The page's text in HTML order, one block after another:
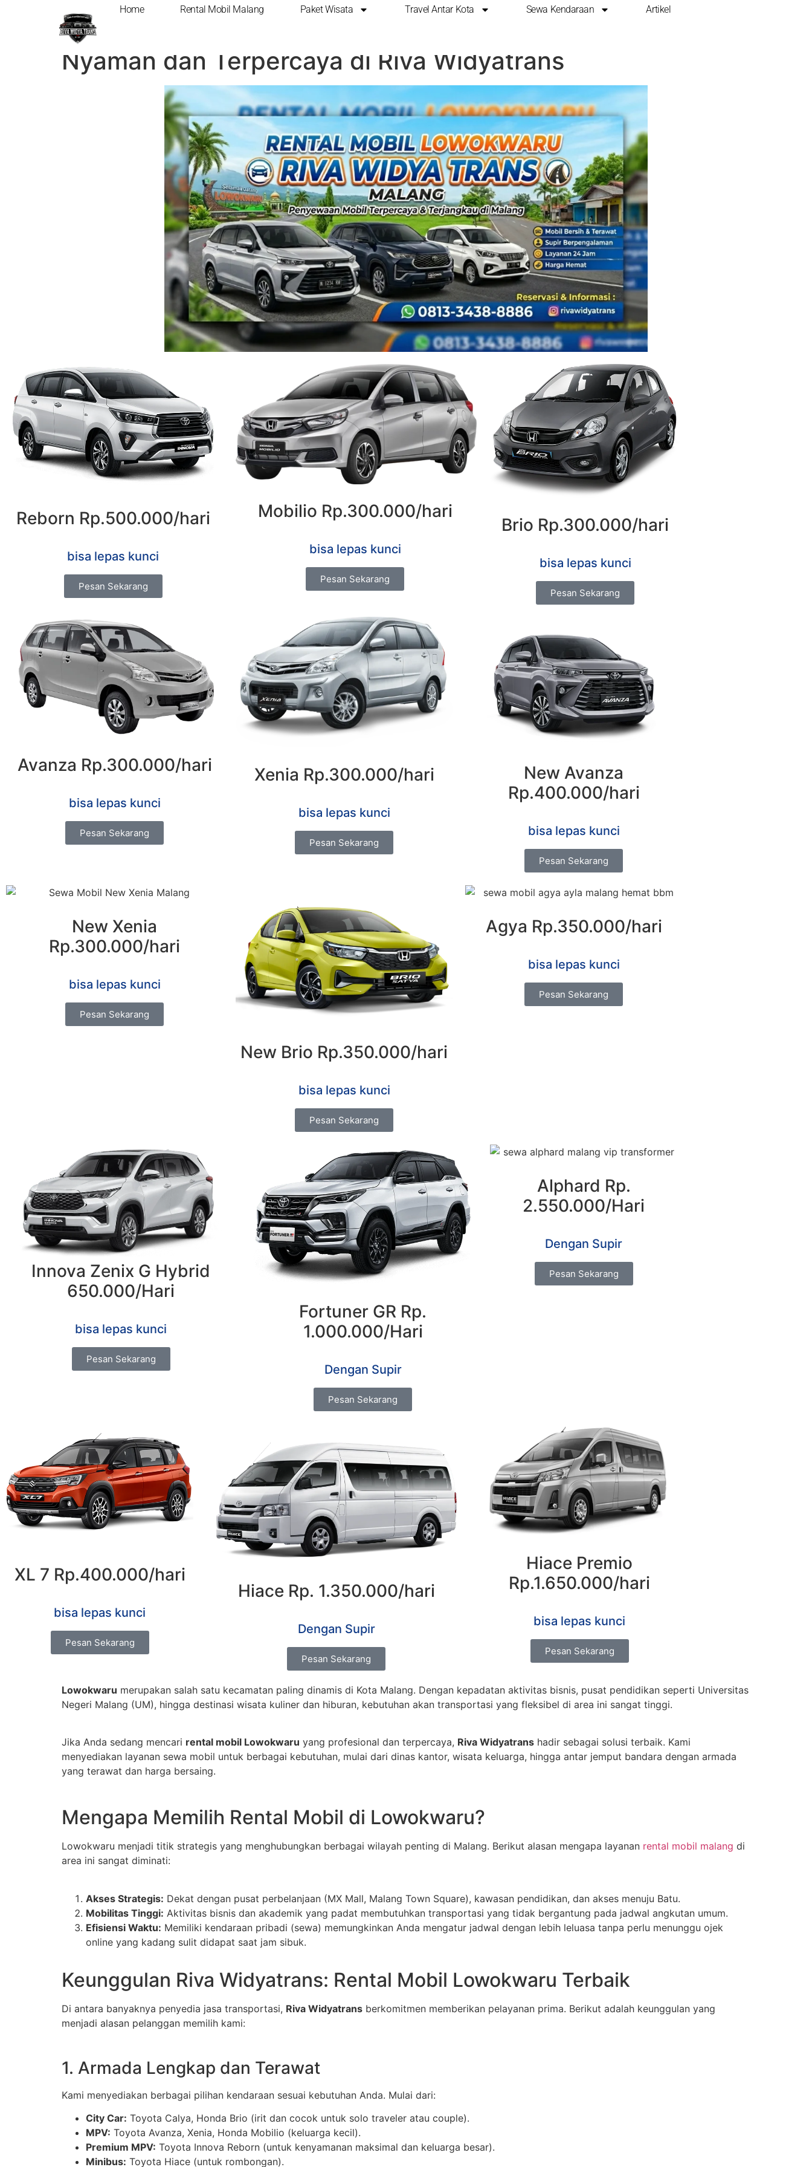
Home Rental Mobil Malang Paket Wisata Travel Antar Kota Sewa Kendaraan Artikel
Rental Mobil Lowokwaru Malang: Solusi Transportasi
Nyaman dan Terpercaya di Riva Widyatrans
Reborn Rp.500.000/hari
bisa lepas kunci
Pesan Sekarang
Mobilio Rp.300.000/hari
bisa lepas kunci
Pesan Sekarang
Brio Rp.300.000/hari
bisa lepas kunci
Pesan Sekarang
Avanza Rp.300.000/hari
bisa lepas kunci
Pesan Sekarang
Xenia Rp.300.000/hari
bisa lepas kunci
Pesan Sekarang
New Avanza
Rp.400.000/hari
bisa lepas kunci
Pesan Sekarang
New Xenia
Rp.300.000/hari
bisa lepas kunci
Pesan Sekarang
New Brio Rp.350.000/hari
bisa lepas kunci
Pesan Sekarang
Agya Rp.350.000/hari
bisa lepas kunci
Pesan Sekarang
Innova Zenix G Hybrid
650.000/Hari
bisa lepas kunci
Pesan Sekarang
Fortuner GR Rp.
1.000.000/Hari
Dengan Supir
Pesan Sekarang
Alphard Rp.
2.550.000/Hari
Dengan Supir
Pesan Sekarang
XL 7 Rp.400.000/hari
bisa lepas kunci
Pesan Sekarang
Hiace Rp. 1.350.000/hari
Dengan Supir
Pesan Sekarang
Hiace Premio
Rp.1.650.000/hari
bisa lepas kunci
Pesan Sekarang
Lowokwaru merupakan salah satu kecamatan paling dinamis di Kota Malang. Dengan kepadatan aktivitas bisnis, pusat pendidikan seperti Universitas
Negeri Malang (UM), hingga destinasi wisata kuliner dan hiburan, kebutuhan akan transportasi yang fleksibel di area ini sangat tinggi.
Jika Anda sedang mencari rental mobil Lowokwaru yang profesional dan terpercaya, Riva Widyatrans hadir sebagai solusi terbaik. Kami
menyediakan layanan sewa mobil untuk berbagai kebutuhan, mulai dari dinas kantor, wisata keluarga, hingga antar jemput bandara dengan armada
yang terawat dan harga bersaing.
Mengapa Memilih Rental Mobil di Lowokwaru?
Lowokwaru menjadi titik strategis yang menghubungkan berbagai wilayah penting di Malang. Berikut alasan mengapa layanan rental mobil malang di
area ini sangat diminati:
Akses Strategis: Dekat dengan pusat perbelanjaan (MX Mall, Malang Town Square), kawasan pendidikan, dan akses menuju Batu.
Mobilitas Tinggi: Aktivitas bisnis dan akademik yang padat membutuhkan transportasi yang tidak bergantung pada jadwal angkutan umum.
Efisiensi Waktu: Memiliki kendaraan pribadi (sewa) memungkinkan Anda mengatur jadwal dengan lebih leluasa tanpa perlu menunggu ojek
online yang kadang sulit didapat saat jam sibuk.
Keunggulan Riva Widyatrans: Rental Mobil Lowokwaru Terbaik
Di antara banyaknya penyedia jasa transportasi, Riva Widyatrans berkomitmen memberikan pelayanan prima. Berikut adalah keunggulan yang
menjadi alasan pelanggan memilih kami:
1. Armada Lengkap dan Terawat
Kami menyediakan berbagai pilihan kendaraan sesuai kebutuhan Anda. Mulai dari:
City Car: Toyota Calya, Honda Brio (irit dan cocok untuk solo traveler atau couple).
MPV: Toyota Avanza, Xenia, Honda Mobilio (keluarga kecil).
Premium MPV: Toyota Innova Reborn (untuk kenyamanan maksimal dan keluarga besar).
Minibus: Toyota Hiace (untuk rombongan).